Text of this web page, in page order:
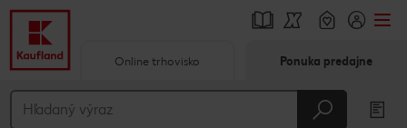
Hlavný obsah
Online trhovisko Ponuka predajne